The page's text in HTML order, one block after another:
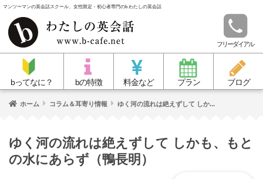
マンツーマンの英会話スクール、女性限定・初心者専門のb わたしの英会話
フリーダイアル
bってなに？ bの特徴 料金など プラン ブログ
ホーム コラム＆耳寄り情報 ゆく河の流れは絶えずして しか...
ゆく河の流れは絶えずして しかも、もと
の水にあらず（鴨長明）